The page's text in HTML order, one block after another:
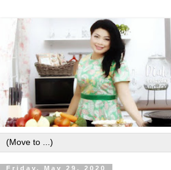
Friday, May 29, 2020